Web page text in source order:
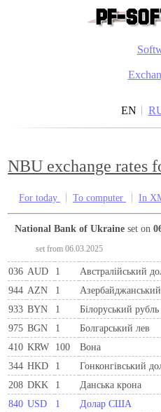
EN
NBU exchange rates
For today To computer In
National Bank of Ukraine set on
set from 06.03.2025
036 AUD 1 Австралійський
944 AZN 1
933 BYN 1 Бiлоруський рубль
975 BGN 1 Болгарський лев
410 KRW 100 Вона
344 HKD 1 Гонконгівський
208 DKK 1 Данська крона
840 USD 1 Долар США